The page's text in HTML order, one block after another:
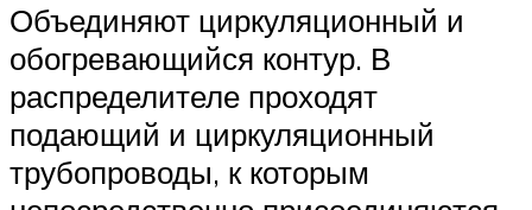
Объединяют циркуляционный и
обогревающийся контур. В
распределителе проходят
подающий и циркуляционный
трубопроводы, к которым